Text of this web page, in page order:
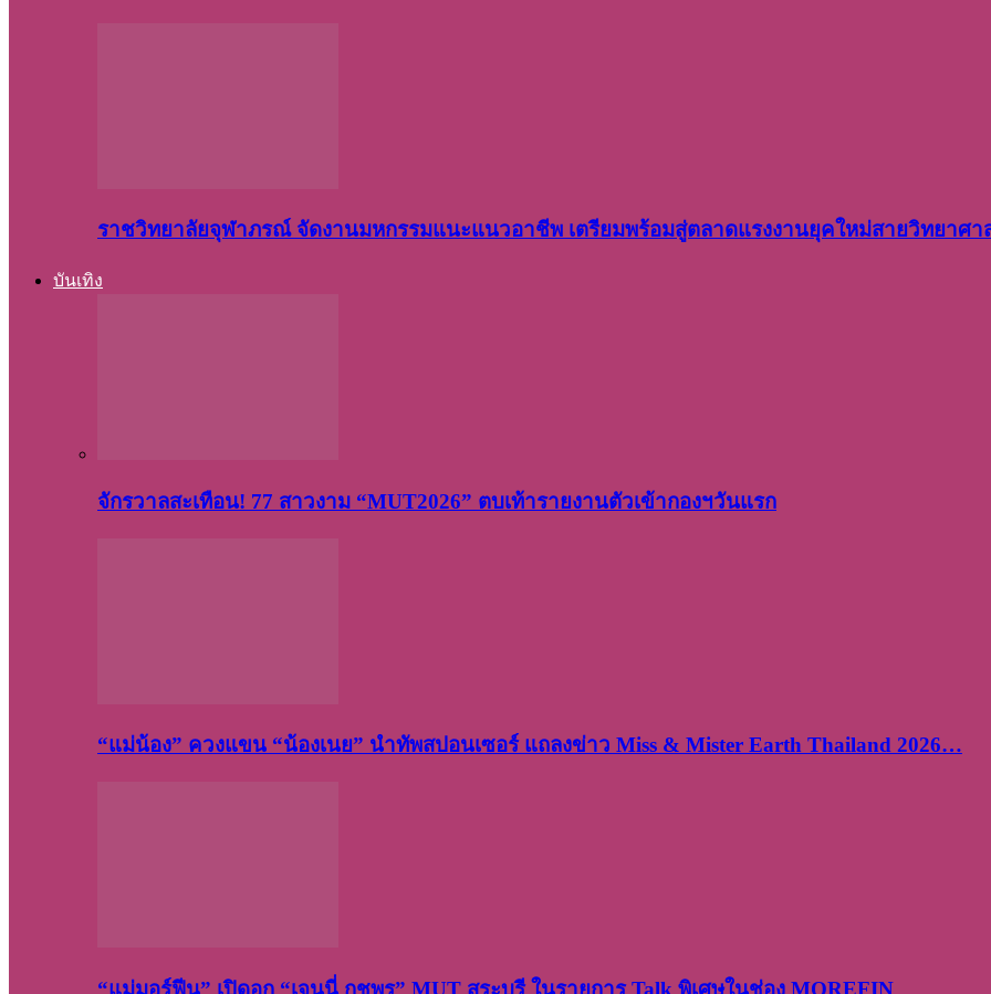
ราชวิทยาลัยจุฬาภรณ์ จัดงานมหกรรมแนะแนวอาชีพ เตรียมพร้อมสู่ตลาดแรงงานยุคใหม่สายวิทยาศ
บันเทิง
จักรวาลสะเทือน! 77 สาวงาม “MUT2026” ตบเท้ารายงานตัวเข้ากองฯวันแรก
“แม่น้อง” ควงแขน “น้องเนย” นำทัพสปอนเซอร์ แถลงข่าว Miss & Mister Earth Thailand 2026…
“แม่มอร์ฟีน” เปิดอก “เจนนี่ กชพร” MUT สระบุรี ในรายการ Talk พิเศษในช่อง MOREFIN